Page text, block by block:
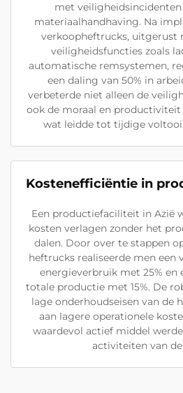
met
materiaalhandhaving. Na
verkoopheftrucks, uitgerust
veiligheidsfuncties zoals
automatische remsystemen,
een daling van 50% in
verbeterde niet alleen de
ook de moraal en productiviteit
wat leidde tot tijdige
Kostenefficiëntie in
Een productiefaciliteit in Azië
kosten verlagen zonder het
dalen. Door over te stappen
heftrucks realiseerde men een
energieverbruik met 25% en
totale productie met 15%. De
lage onderhoudseisen van de
aan lagere operationele
waardevol actief middel
activiteiten van